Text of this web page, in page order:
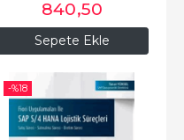
Sepete Ekle
840,50
-%18